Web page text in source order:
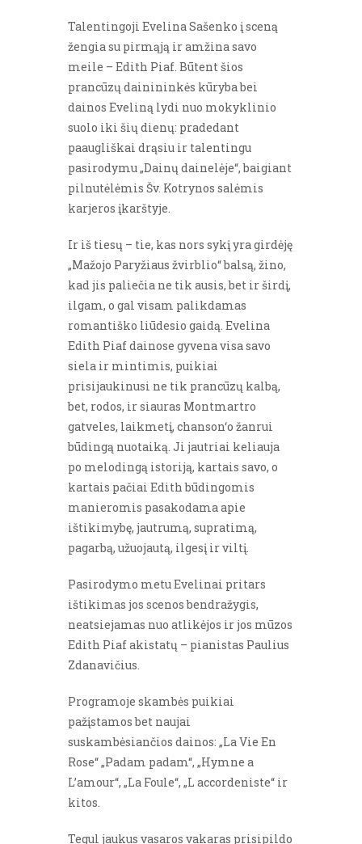
Talentingoji Evelina Sašenko į sceną
žengia su pirmąją ir amžina savo
meile – Edith Piaf. Būtent šios
prancūzų dainininkės kūryba bei
dainos Eveliną lydi nuo mokyklinio
suolo iki šių dienų: pradedant
paaugliškai drąsiu ir talentingu
pasirodymu „Dainų dainelėje“, baigiant
pilnutėlėmis Šv. Kotrynos salėmis
karjeros įkarštyje.
Ir iš tiesų – tie, kas nors sykį yra girdėję
„Mažojo Paryžiaus žvirblio“ balsą, žino,
kad jis paliečia ne tik ausis, bet ir širdį,
ilgam, o gal visam palikdamas
romantiško liūdesio gaidą. Evelina
Edith Piaf dainose gyvena visa savo
siela ir mintimis, puikiai
prisijaukinusi ne tik prancūzų kalbą,
bet, rodos, ir siauras Montmartro
gatveles, laikmetį, chanson‘o žanrui
būdingą nuotaiką. Ji jautriai keliauja
po melodingą istoriją, kartais savo, o
kartais pačiai Edith būdingomis
manieromis pasakodama apie
ištikimybę, jautrumą, supratimą,
pagarbą, užuojautą, ilgesį ir viltį.
Pasirodymo metu Evelinai pritars
ištikimas jos scenos bendražygis,
neatsiejamas nuo atlikėjos ir jos mūzos
Edith Piaf akistatų – pianistas Paulius
Zdanavičius.
Programoje skambės puikiai
pažįstamos bet naujai
suskambėsiančios dainos: „La Vie En
Rose“ „Padam padam“, „Hymne a
L’amour“, „La Foule“, „L accordeniste“ ir
kitos.
Tegul jaukus vasaros vakaras prisipildo